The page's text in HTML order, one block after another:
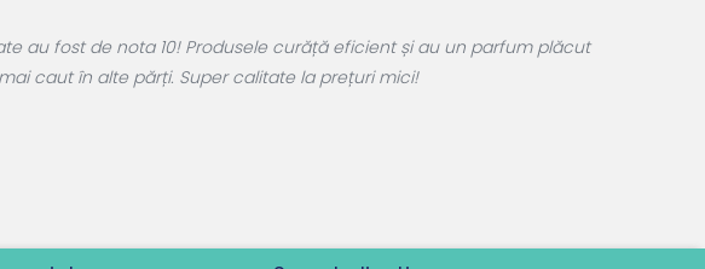
au fost de nota 10! Produsele curăță eficient și au un parfum plăcut
caut în alte părți. Super calitate la prețuri mici!